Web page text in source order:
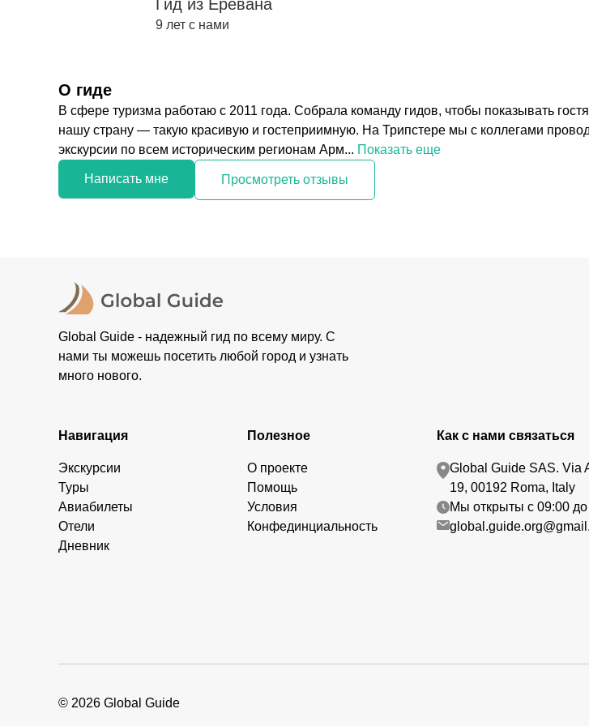
Гид из Еревана
9 лет с нами
О гиде
В сфере туризма работаю с 2011 года. Собрала команду гидов, чтобы показывать
нашу страну — такую красивую и гостеприимную. На Трипстере мы с коллегами
экскурсии по всем историческим регионам Арм... Показать еще
Написать мне Просмотреть отзывы
Global Guide - надежный гид по всему миру. С
нами ты можешь посетить любой город и узнать
много нового.
Навигация
Экскурсии
Туры
Авиабилеты
Отели
Дневник
Полезное
О проекте
Помощь
Условия
Конфединциальность
Как с нами связаться
Global Guide SAS. Via
19, 00192 Roma, Italy
Мы открыты с 09:00 до
© 2026 Global Guide